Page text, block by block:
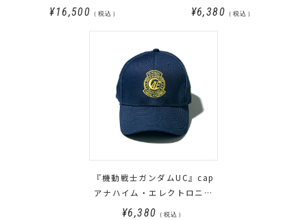
¥16,500 （税込） ¥6,380 （税込）
『機動戦士ガンダムUC』cap
アナハイム・エレクトロニク
ス
¥6,380 （税込）